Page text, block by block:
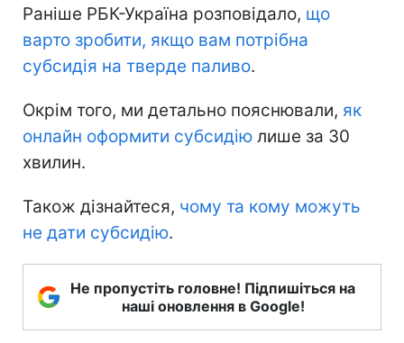
Раніше РБК-Україна розповідало, що
варто зробити, якщо вам потрібна
субсидія на тверде паливо.
Окрім того, ми детально пояснювали, як
онлайн оформити субсидію лише за 30
хвилин.
Також дізнайтеся, чому та кому можуть
не дати субсидію.
Не пропустіть головне! Підпишіться на
наші оновлення в Google!